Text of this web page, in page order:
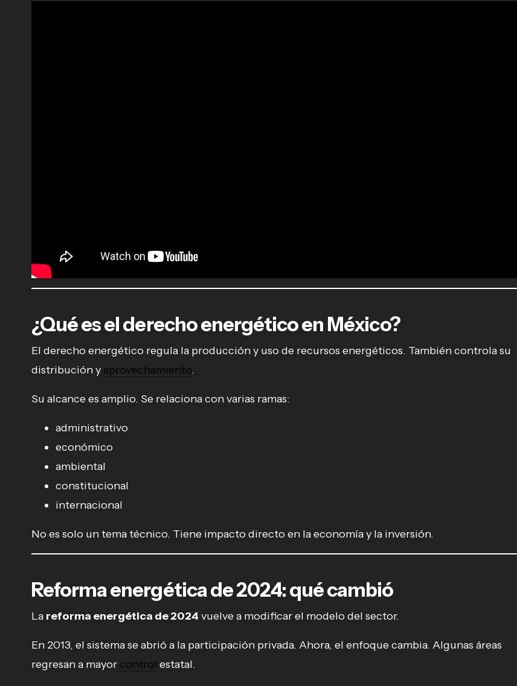
¿Qué es el derecho energético en México?
El derecho energético regula la producción y uso de recursos energéticos. También controla su
distribución y aprovechamiento.
Su alcance es amplio. Se relaciona con varias ramas:
administrativo
económico
ambiental
constitucional
internacional
No es solo un tema técnico. Tiene impacto directo en la economía y la inversión.
Reforma energética de 2024: qué cambió
La reforma energética de 2024 vuelve a modificar el modelo del sector.
En 2013, el sistema se abrió a la participación privada. Ahora, el enfoque cambia. Algunas áreas
regresan a mayor control estatal.